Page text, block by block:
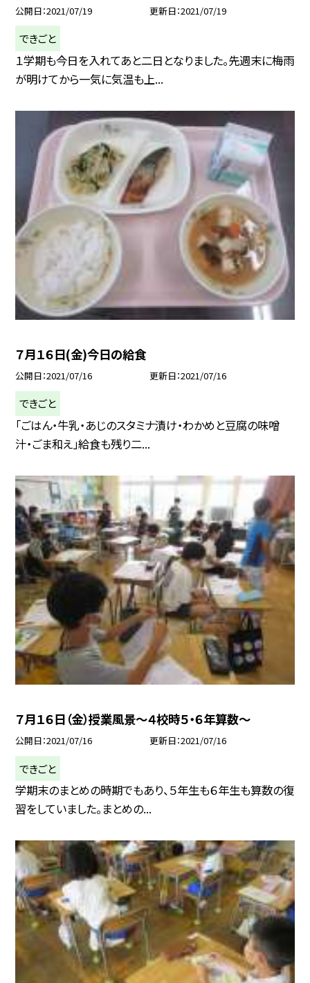
公開日 2021/07/19 更新日 2021/07/19
できごと
１学期も今日を入れてあと二日となりました。先週末に梅雨
が明けてから一気に気温も上...
７月１６日(金)今日の給食
公開日 2021/07/16 更新日 2021/07/16
できごと
「ごはん・牛乳・あじのスタミナ漬け・わかめと豆腐の味噌
汁・ごま和え」給食も残り二...
７月１６日（金）授業風景〜４校時５・６年算数〜
公開日 2021/07/16 更新日 2021/07/16
できごと
学期末のまとめの時期でもあり、５年生も６年生も算数の復
習をしていました。まとめの...